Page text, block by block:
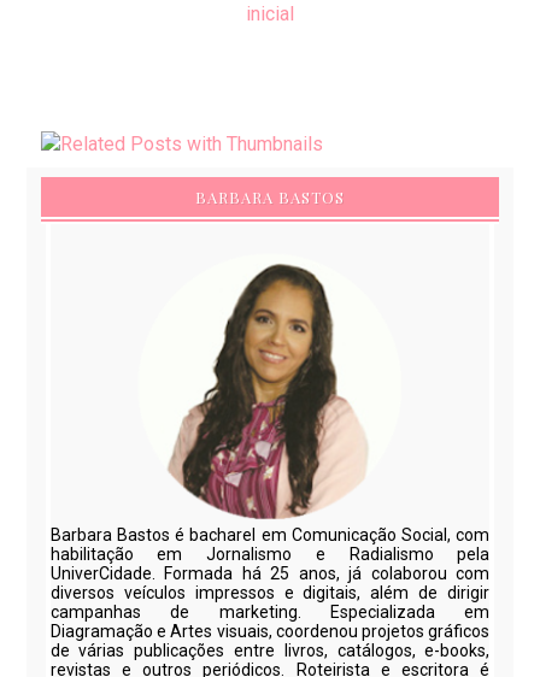
inicial
BARBARA BASTOS
Barbara Bastos é bacharel em Comunicação Social, com
habilitação em Jornalismo e Radialismo pela
UniverCidade. Formada há 25 anos, já colaborou com
diversos veículos impressos e digitais, além de dirigir
campanhas de marketing. Especializada em
Diagramação e Artes visuais, coordenou projetos gráficos
de várias publicações entre livros, catálogos, e-books,
revistas e outros periódicos. Roteirista e escritora é